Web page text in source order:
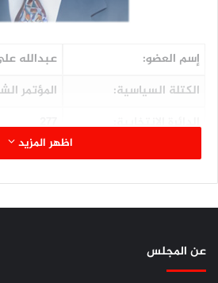
إسم العضو:
عبدالله
الكتلة السياسية:
المؤتمر
الدائرة الإنتخابية:
277
مأرب
اللجنة المشارك فيها:
الشؤون
المؤهلات العلمية:
اظهر المزيد
عن المجلس